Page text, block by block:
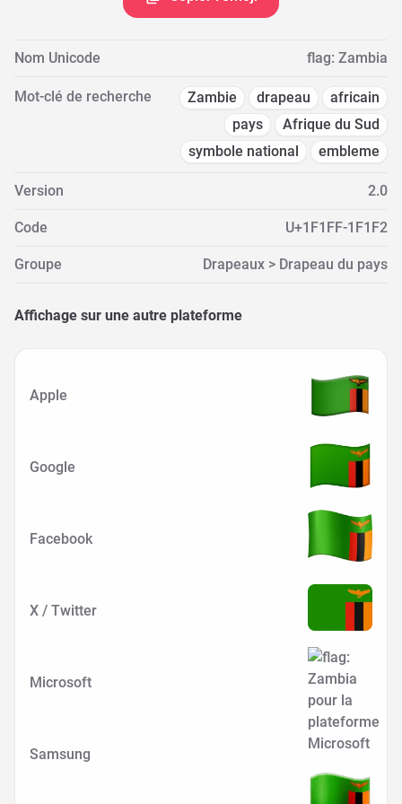
Nom Unicode flag: Zambia
Mot-clé de recherche Zambie drapeau
africain
pays
Afrique du Sud
symbole national
embleme
Version 2.0
Code U+1F1FF-1F1F2
Groupe Drapeaux > Drapeau du pays
Affichage sur une autre plateforme
Apple
Google
Facebook
X / Twitter
Microsoft
Samsung